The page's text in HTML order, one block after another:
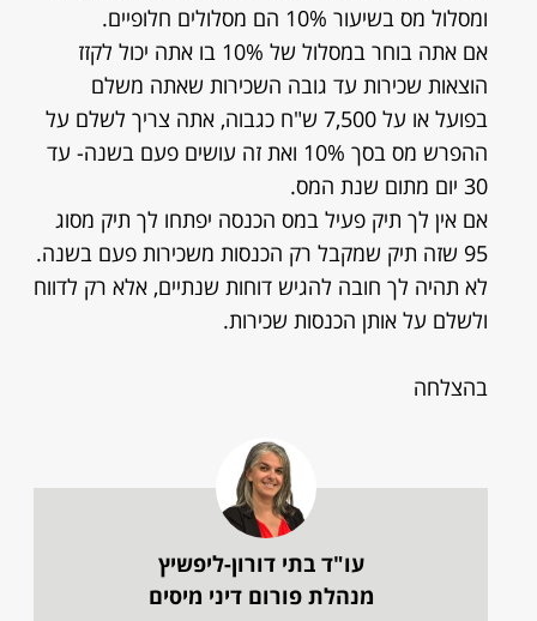
ומסלול מס בשיעור 10% הם מסלולים חלופיים.
אם אתה בוחר במסלול של 10% בו אתה יכול לקזז
הוצאות שכירות עד גובה השכירות שאתה משלם
בפועל או על 7,500 ש"ח כגבוה, אתה צריך לשלם על
ההפרש מס בסך 10% ואת זה עושים פעם בשנה- עד
30 יום מתום שנת המס.
אם אין לך תיק פעיל במס הכנסה יפתחו לך תיק מסוג
95 שזה תיק שמקבל רק הכנסות משכירות פעם בשנה.
לא תהיה לך חובה להגיש דוחות שנתיים, אלא רק לדווח
ולשלם על אותן הכנסות שכירות.
בהצלחה
עו"ד בתי דורון-ליפשיץ
מנהלת פורום דיני מיסים